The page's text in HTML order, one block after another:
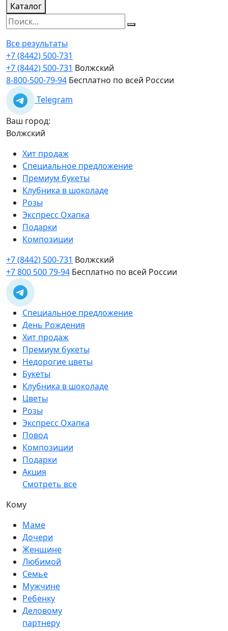
Каталог
Все результаты
+7 (8442) 500-731
+7 (8442) 500-731 Волжский
8-800-500-79-94 Бесплатно по всей России
Telegram
Ваш город:
Волжский
Хит продаж
Специальное предложение
Премиум букеты
Клубника в шоколаде
Розы
Экспресс Охапка
Подарки
Композиции
+7 (8442) 500-731 Волжский
+7 800 500 79-94 Бесплатно по всей России
Специальное предложение
День Рождения
Хит продаж
Премиум букеты
Недорогие цветы
Букеты
Клубника в шоколаде
Цветы
Розы
Экспресс Охапка
Повод
Композиции
Подарки
Акция
Смотреть все
Кому
Маме
Дочери
Женщине
Любимой
Семье
Мужчине
Ребенку
Деловому
партнеру